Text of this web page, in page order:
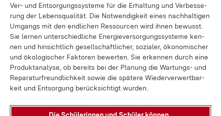
Ver- und Ent­sor­gungs­sys­te­me für die Er­hal­tung und Ver­bes­se­
rung der Le­bens­qua­li­tät. Die Not­wen­dig­keit ei­nes nach­hal­ti­gen
Um­gangs mit den end­li­chen Res­sour­cen wird ih­nen be­wusst.
Sie ler­nen un­ter­schied­li­che En­er­gie­ver­sor­gungs­sys­te­me ken­
nen und hin­sicht­lich ge­sell­schaft­li­cher, so­zia­ler, öko­no­mi­scher
und öko­lo­gi­scher Fak­to­ren be­wer­ten. Sie er­ken­nen durch ei­ne
Pro­dukt­ana­ly­se, ob be­reits bei der Pla­nung die War­tungs- und
Re­pa­ra­tur­freund­lich­keit so­wie die spä­te­re Wie­der­ver­wert­bar­
keit und Ent­sor­gung be­rück­sich­tigt wur­den.